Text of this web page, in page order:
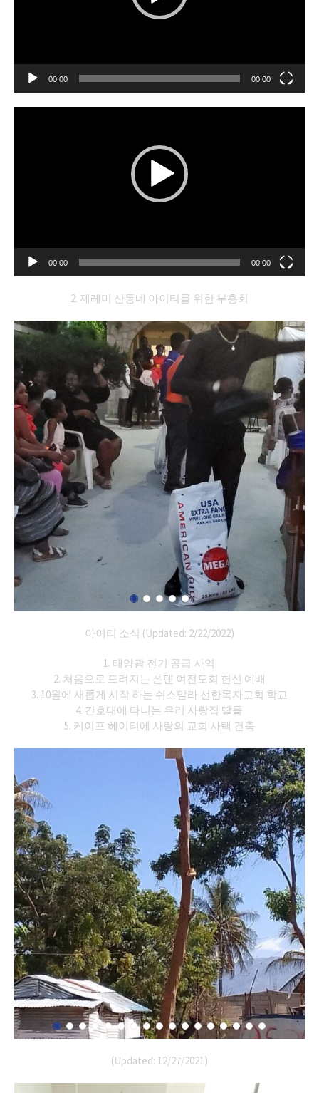
00:00 00:00
00:00 00:00
2. 제레미 산동네 아이티를 위한 부흥회
아이티 소식 (Updated: 2/22/2022)
1. 태양광 전기 공급 사역
2. 처음으로 드려지는 폰텐 여전도회 헌신 예배
3. 10월에 새롭게 시작 하는 쉬스말라 선한목자교회 학교
4. 간호대에 다니는 우리 사랑집 딸들
5. 케이프 헤이티에 사랑의 교회 사택 건축
(Updated: 12/27/2021)